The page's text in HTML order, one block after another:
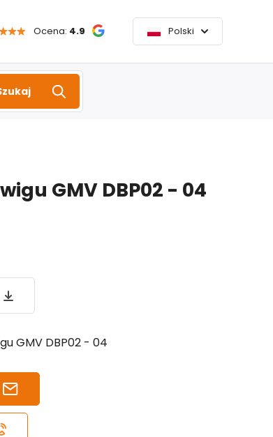
Ocena: 4.9 Polski
GMV DBP02 - 04
GMV DBP02 - 04